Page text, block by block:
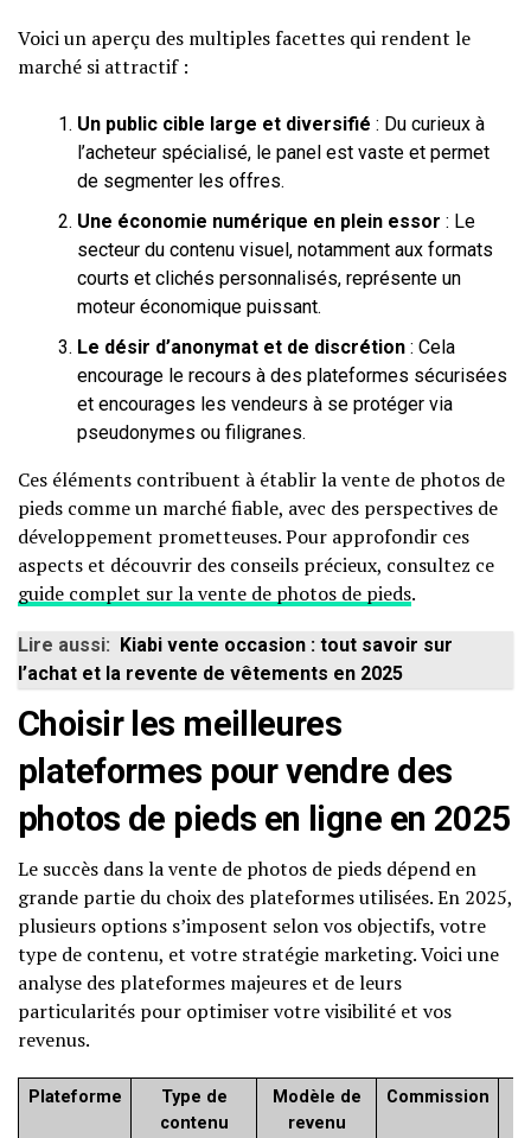
Voici un aperçu des multiples facettes qui rendent le
marché si attractif :
Un public cible large et diversifié : Du curieux à
l’acheteur spécialisé, le panel est vaste et permet
de segmenter les offres.
Une économie numérique en plein essor : Le
secteur du contenu visuel, notamment aux formats
courts et clichés personnalisés, représente un
moteur économique puissant.
Le désir d’anonymat et de discrétion : Cela
encourage le recours à des plateformes sécurisées
et encourages les vendeurs à se protéger via
pseudonymes ou filigranes.
Ces éléments contribuent à établir la vente de photos de
pieds comme un marché fiable, avec des perspectives de
développement prometteuses. Pour approfondir ces
aspects et découvrir des conseils précieux, consultez ce
guide complet sur la vente de photos de pieds.
Lire aussi: Kiabi vente occasion : tout savoir sur
l’achat et la revente de vêtements en 2025
Choisir les meilleures
plateformes pour vendre des
photos de pieds en ligne en 2025
Le succès dans la vente de photos de pieds dépend en
grande partie du choix des plateformes utilisées. En 2025,
plusieurs options s’imposent selon vos objectifs, votre
type de contenu, et votre stratégie marketing. Voici une
analyse des plateformes majeures et de leurs
particularités pour optimiser votre visibilité et vos
revenus.
Plateforme
Type de
contenu
Modèle de
revenu
Commission